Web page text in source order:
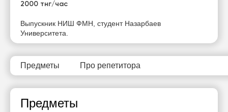
2000 тнг/час
Выпускник НИШ ФМН, студент Назарбаев
Университета.
Предметы Про репетитора
Предметы
Нет
свободных
10:00
10:30
11:00
12:00
Нет